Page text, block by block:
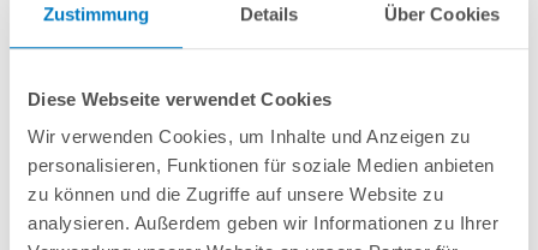
Zustimmung Details Über Cookies
Diese Webseite verwendet Cookies
Wir verwenden Cookies, um Inhalte und Anzeigen zu
personalisieren, Funktionen für soziale Medien anbieten
zu können und die Zugriffe auf unsere Website zu
analysieren. Außerdem geben wir Informationen zu Ihrer
Stahlwand-Rundpool PS HQ 4,50 x 1,50 m Folie 0,8 mm
sand PLUS-Set | Teil-/Kompletteinbau